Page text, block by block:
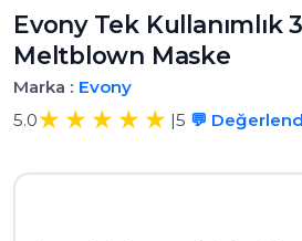
Evony Tek Kullanımlık
Meltblown Maske
Marka : Evony
5.0
|5 💬